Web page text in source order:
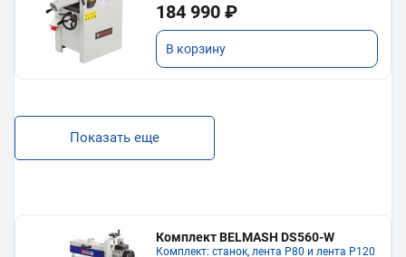
184 990 ₽
В корзину
Показать еще
Комплект BELMASH DS560-W
Комплект: станок, лента P80 и лента P120